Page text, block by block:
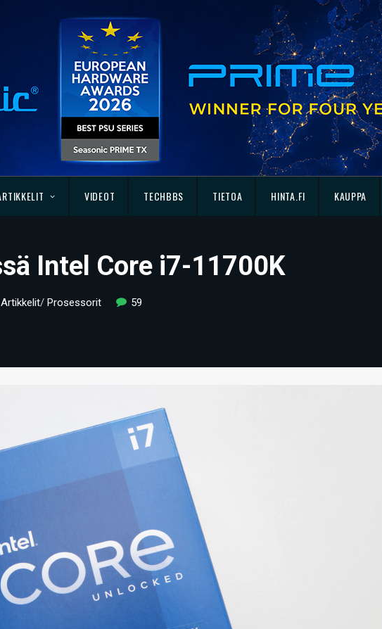
VIDEOT TECHBBS TIETOA HINTA.FI KAUPPA
Intel Core i7-11700K
Artikkelit/ Prosessorit 59